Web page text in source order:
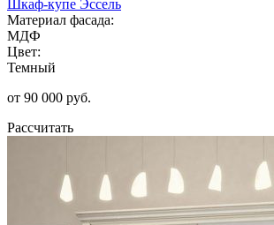
Шкаф-купе Эссель
Материал фасада:
МДФ
Цвет:
Темный
от 90 000 руб.
Рассчитать